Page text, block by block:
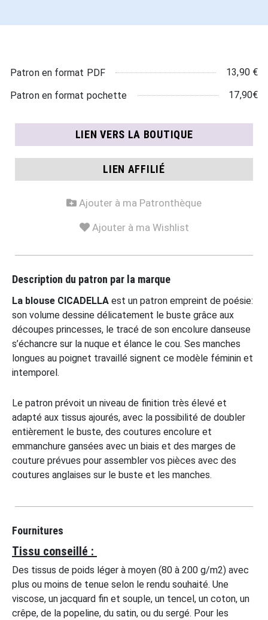
Patron en format PDF 13,90 €
Patron en format pochette 17,90€
LIEN VERS LA BOUTIQUE
LIEN AFFILIÉ
Ajouter à ma Patronthèque
Ajouter à ma Wishlist
Description du patron par la marque
La blouse CICADELLA est un patron empreint de poésie:
son volume dessine délicatement le buste grâce aux
découpes princesses, le tracé de son encolure danseuse
s’échancre sur la nuque et élance le cou. Ses manches
longues au poignet travaillé signent ce modèle féminin et
intemporel.
Le patron prévoit un niveau de finition très élevé et
adapté aux tissus ajourés, avec la possibilité de doubler
entièrement le buste, des coutures encolure et
emmanchure gansées avec un biais et des marges de
couture prévues pour assembler vos pièces avec des
coutures anglaises sur le buste et les manches.
Fournitures
Tissu conseillé :
Des tissus de poids léger à moyen (80 à 200 g/m2) avec
plus ou moins de tenue selon le rendu souhaité. Une
viscose, un jacquard fin et souple, un tencel, un coton, un
crêpe, de la popeline, du satin, ou du sergé. Pour les